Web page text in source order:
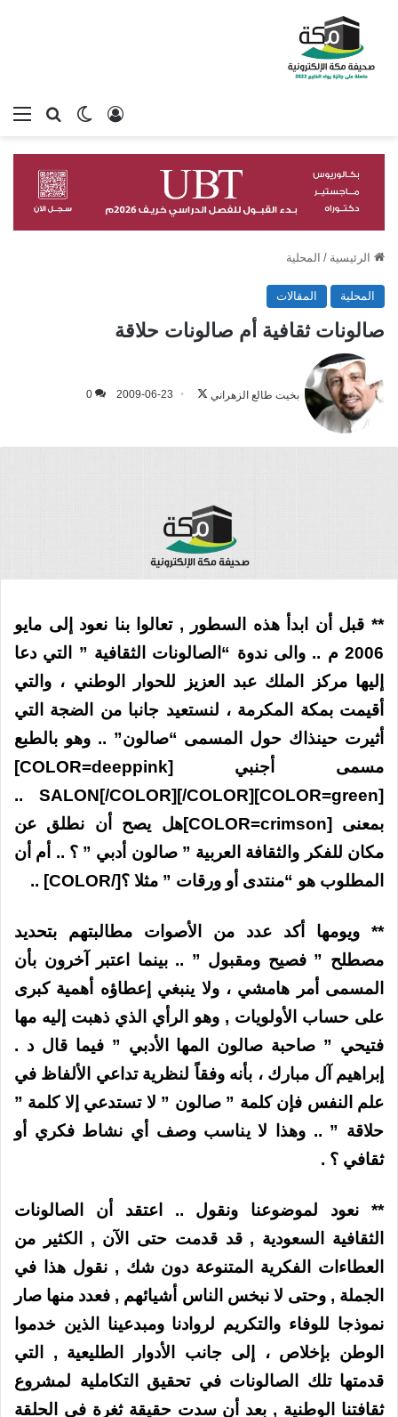
بحثالوضع
تسجيل الدخول
الرئيسية / المحلية
المحلية المقالات
صالونات ثقافية أم صالونات حلاقة
بخيت طالع الزهراني
على
2009-06-23
0
** قبل أن ابدأ هذه السطور , تعالوا بنا نعود إلى مايو
2006 م .. والى ندوة “الصالونات الثقافية ” التي دعا
إليها مركز الملك عبد العزيز للحوار الوطني ، والتي
أقيمت بمكة المكرمة ، لنستعيد جانبا من الضجة التي
أثيرت حينذاك حول المسمى “صالون” .. وهو بالطبع
مسمى أجنبي [COLOR=deeppink]
[COLOR=green]SALON[/COLOR][/COLOR] ..
بمعنى [COLOR=crimson]هل يصح أن نطلق عن
مكان للفكر والثقافة العربية ” صالون أدبي ” ؟ .. أم أن
المطلوب هو “منتدى أو ورقات ” مثلا ؟[/COLOR] ..
** ويومها أكد عدد من الأصوات مطالبتهم بتحديد
مصطلح ” فصيح ومقبول ” .. بينما اعتبر آخرون بأن
المسمى أمر هامشي ، ولا ينبغي إعطاؤه أهمية كبرى
على حساب الأولويات , وهو الرأي الذي ذهبت إليه مها
فتيحي ” صاحبة صالون المها الأدبي ” فيما قال د .
إبراهيم آل مبارك ، بأنه وفقاً لنظرية تداعي الألفاظ في
علم النفس فإن كلمة ” صالون ” لا تستدعي إلا كلمة ”
حلاقة ” .. وهذا لا يناسب وصف أي نشاط فكري أو
ثقافي ؟ .
** نعود لموضوعنا ونقول .. اعتقد أن الصالونات
الثقافية السعودية , قد قدمت حتى الآن , الكثير من
العطاءات الفكرية المتنوعة دون شك , نقول هذا في
الجملة , وحتى لا نبخس الناس أشيائهم , فعدد منها صار
نموذجا للوفاء والتكريم لروادنا ومبدعينا الذين خدموا
الوطن بإخلاص ، إلى جانب الأدوار الطليعية , التي
قدمتها تلك الصالونات في تحقيق التكاملية لمشروع
ثقافتنا الوطنية , بعد أن سدت حقيقة ثغرة في الحلقة